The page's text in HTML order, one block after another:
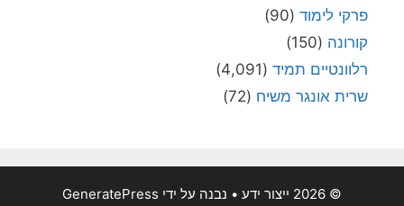
פרקי לימוד (90)
קורונה (150)
רלוונטיים תמיד (4,091)
שרית אונגר משיח (72)
© 2026 ייצור ידע • נבנה על ידי GeneratePress